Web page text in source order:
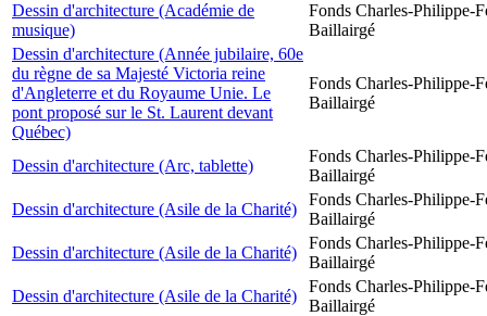
Dessin d'architecture (Académie de
musique)
Fonds Charles-Philippe-
Baillairgé
Dessin d'architecture (Année jubilaire, 60e
du règne de sa Majesté Victoria reine
d'Angleterre et du Royaume Unie. Le
pont proposé sur le St. Laurent devant
Québec)
Fonds Charles-Philippe-
Baillairgé
Dessin d'architecture (Arc, tablette)
Fonds Charles-Philippe-
Baillairgé
Dessin d'architecture (Asile de la Charité)
Fonds Charles-Philippe-
Baillairgé
Dessin d'architecture (Asile de la Charité)
Fonds Charles-Philippe-
Baillairgé
Dessin d'architecture (Asile de la Charité)
Fonds Charles-Philippe-
Baillairgé